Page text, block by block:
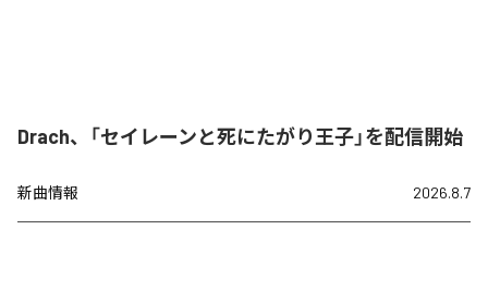
Drach、「セイレーンと死にたがり王子」を配信開始
新曲情報 2026.8.7